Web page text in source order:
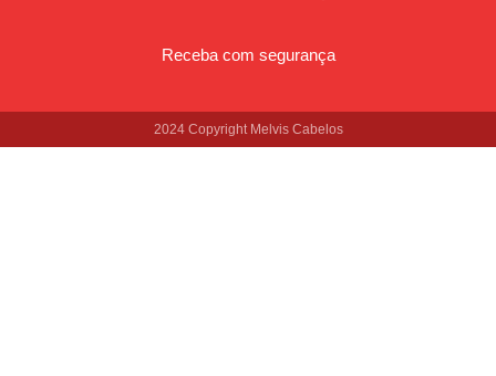
Receba com segurança
2024 Copyright Melvis Cabelos